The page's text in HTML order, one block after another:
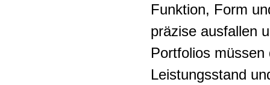
Funktion, Form
präzise ausfallen
Portfolios müssen
Leistungsstand